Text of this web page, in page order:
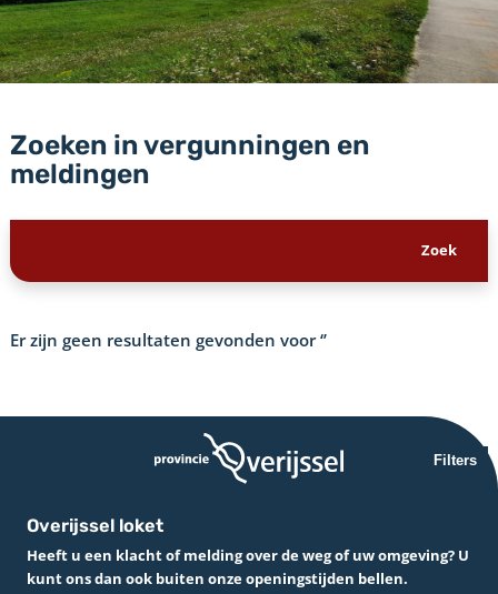
Zoeken in vergunningen en
meldingen
Er zijn geen resultaten gevonden voor‘’
Filters
Overijssel loket
Heeft u een klacht of melding over de weg of uw omgeving? U
kunt ons dan ook buiten onze openingstijden bellen.